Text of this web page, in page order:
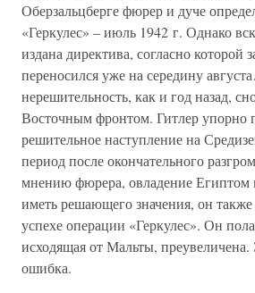
Оберзальцберге фюрер и дуче
«Геркулес» – июль 1942 г. Однако
издана директива, согласно которой
переносился уже на середину
нерешительность, как и год назад,
Восточным фронтом. Гитлер упорно
решительное наступление на
период после окончательного
мнению фюрера, овладение Египтом
иметь решающего значения, он также
успехе операции «Геркулес». Он
исходящая от Мальты,
ошибка.